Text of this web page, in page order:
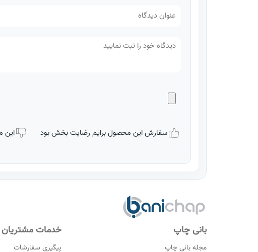
سفارش این محصول برایم رضایت بخش بود این
بانی چاپ
مجله بانی چاپ
خدمات مشتریان
پیگیری سفارشات